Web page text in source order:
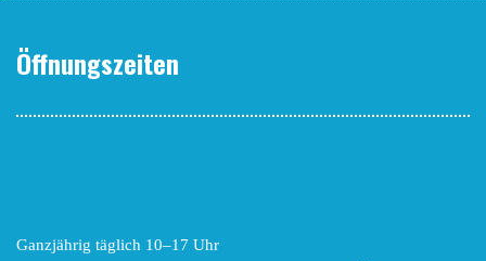
Öffnungszeiten
Ganzjährig täglich 10–17 Uhr